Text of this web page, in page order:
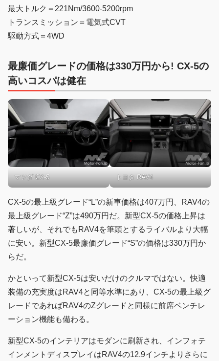
最大トルク＝221Nm/3600-5200rpm
トランスミッション＝電気式CVT
駆動方式＝4WD
最廉価グレードの価格は330万円から! CX-5の
高いコスパは健在
マツダ CX-5 トヨタ RAV4
CX-5の最上級グレード“L”の新車価格は407万円、RAV4の
最上級グレード“Z”は490万円だ。新型CX-5の価格上昇は
著しいが、それでもRAV4を筆頭とするライバルより大幅
に安い。新型CX-5最廉価グレード“S”の価格は330万円か
らだ。
かといって新型CX-5は安いだけのクルマではない。快適
装備の充実度はRAV4と同等水準にあり、CX-5の最上級グ
レードであればRAV4のZグレードと同様に前席ベンチレ
ーション機能も備わる。
新型CX-5のインテリアはモダンに刷新され、インフォテ
インメントディスプレイはRAV4の12.9インチよりさらに